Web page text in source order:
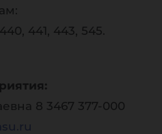
441, 443, 545.
8 3467 377-000